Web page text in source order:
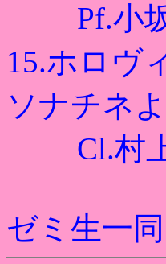
Pf.小坂
15.ホロヴ
ソナチネ
Cl.村上
ゼミ生一